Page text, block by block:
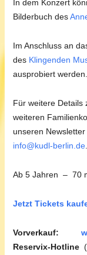
In dem Konzert
Bilderbuch des
Im Anschluss an
des Klingenden
ausprobiert werden.
Für weitere Details
weiteren
unseren
info@kudl-berlin.de
Ab 5 Jahren – 70
Jetzt Tickets
Vorverkauf:
Reservix-Hotline